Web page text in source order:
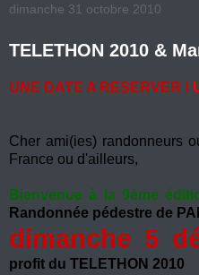
dimanche 31 octobre 2010
TELETHON 2010 &
UNE DATE A RESERVER !
Cher ami(ies) randonneurs
France ou d'ailleurs,
Bienvenue à la 9ème
Randonnée pédestre de
dimanche 5
profit du TELETHON 2010